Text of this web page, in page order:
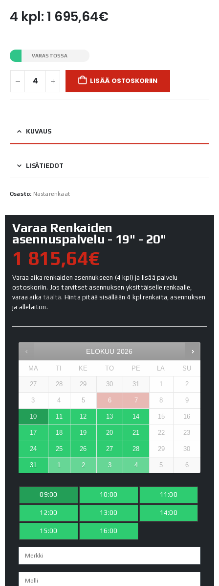
4 kpl: 1 695,64€
VARASTOSSA
LISÄÄ OSTOSKORIIN
KUVAUS
LISÄTIEDOT
Osasto: Nastarenkaat
Varaa Renkaiden
asennuspalvelu - 19" - 20"
1 815,64€
Varaa aika renkaiden asennukseen (4 kpl) ja lisää palvelu
ostoskoriin. Jos tarvitset asennuksen yksittäiselle renkaalle,
varaa aikatäältä. Hinta pitää sisällään 4 kpl renkaita, asennuksen
ja allelaiton.
ELOKUU 2026
MA TI KE TO PE LA SU
27 28 29 30 31 1 2
3 4 5 6 7 8 9
10 11 12 13 14 15 16
17 18 19 20 21 22 23
24 25 26 27 28 29 30
31 1 2 3 4 5 6
09:00 10:00 11:00
12:00 13:00 14:00
15:00 16:00